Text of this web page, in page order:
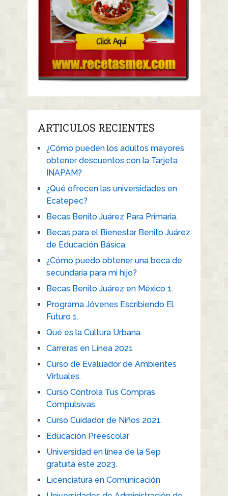
ARTICULOS RECIENTES
¿Cómo pueden los adultos mayores
obtener descuentos con la Tarjeta
INAPAM?
¿Qué ofrecen las universidades en
Ecatepec?
Becas Benito Juárez Para Primaria.
Becas para el Bienestar Benito Juárez
de Educación Básica.
¿Cómo puedo obtener una beca de
secundaria para mi hijo?
Becas Benito Juárez en México 1.
Programa Jóvenes Escribiendo El
Futuro 1.
Qué es la Cultura Urbana.
Carreras en Línea 2021
Curso de Evaluador de Ambientes
Virtuales.
Curso Controla Tus Compras
Compulsivas.
Curso Cuidador de Niños 2021.
Educación Preescolar
Universidad en línea de la Sep
gratuita este 2023.
Licenciatura en Comunicación